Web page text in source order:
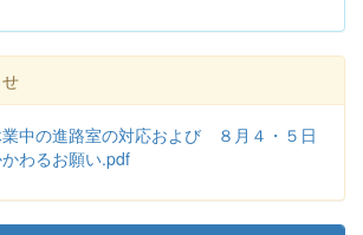
中の進路室の対応および ８月４・５日
わるお願い.pdf